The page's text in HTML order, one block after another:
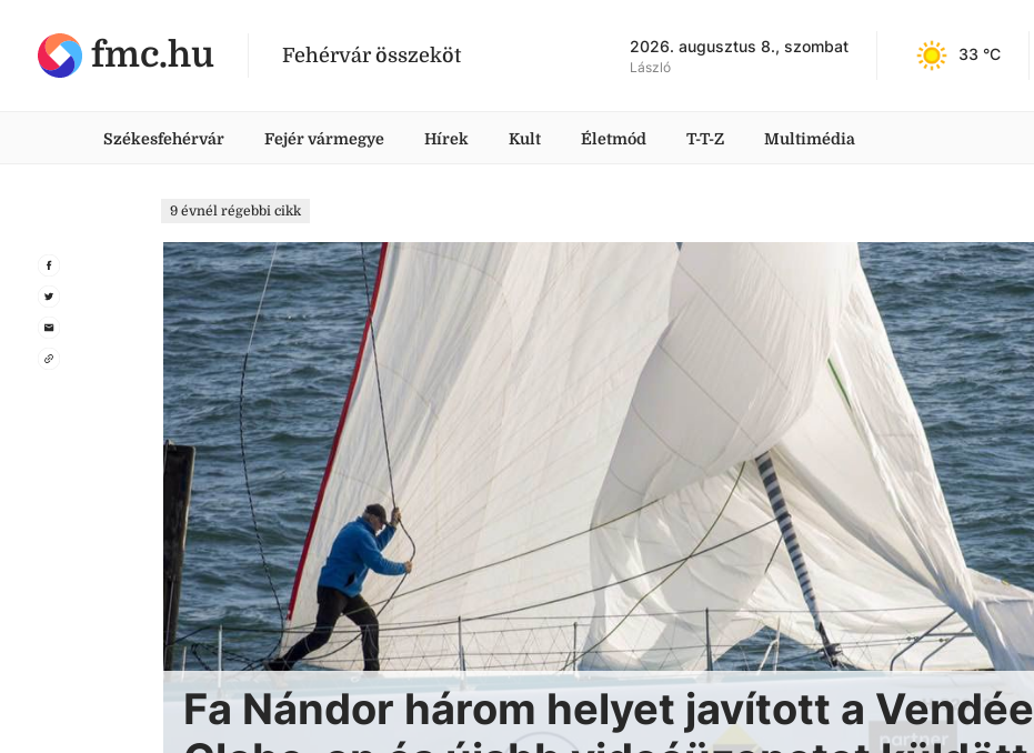
fmc.hu Fehérvár összeköt 2026. augusztus 8., szombat
László
33 °C
Székesfehérvár Fejér vármegye Hírek Kult Életmód T-T-Z Multimédia
9 évnél régebbi cikk
Fa Nándor három helyet javított a Vendée